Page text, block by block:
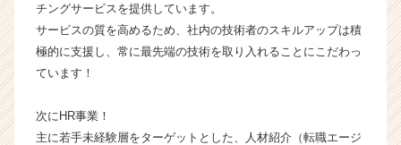
カ
ウ
ト
就
チングサービスを提供しています。
サービスの質を高めるため、社内の技術者のスキルアップは積
極的に支援し、常に最先端の技術を取り入れることにこだわっ
ています！
次にHR事業！
主に若手未経験層をターゲットとした、人材紹介（転職エージ